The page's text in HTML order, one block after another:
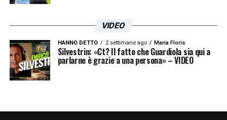
VIDEO
HANNO DETTO 2 settimane ago Maria Floris
Silvestrin: «Ct? Il fatto che Guardiola sia qui a
parlarne è grazie a una persona» – VIDEO